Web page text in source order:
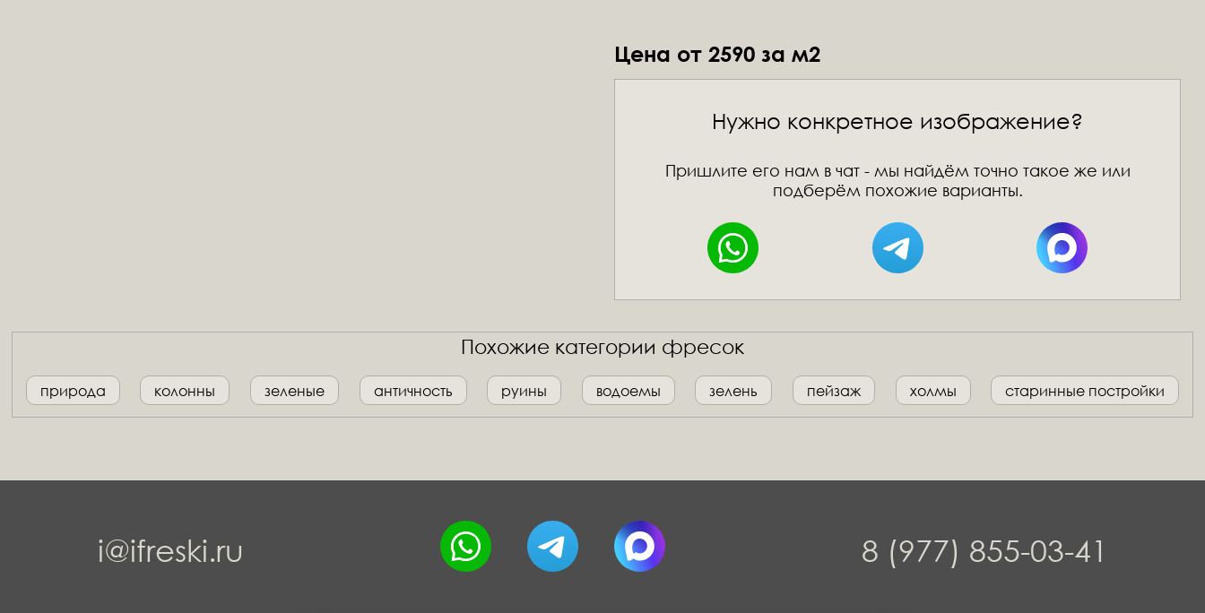
Цена от 2590 за м2
Нужно конкретное изображение?
Пришлите его нам в чат - мы найдём точно такое же или
подберём похожие варианты.
Похожие категории фресок
природа колонны зеленые античность руины водоемы зелень пейзаж холмы старинные постройки
i@ifreski.ru 8 (977) 855-03-41